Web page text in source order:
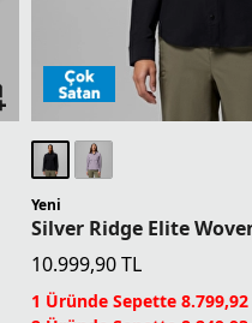
10.999,90
1 Üründe Sepette 8.799,92
2 Üründe Sepette 8.249,93
3 Üründe Sepette 7.699,93
4 Üründe Sepette 6.599,94
5 Ürün ve Üzerinde Sepette